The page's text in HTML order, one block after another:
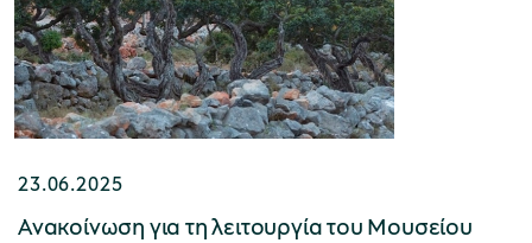
23.06.2025
Ανακοίνωση για τη λειτουργία του Μουσείου